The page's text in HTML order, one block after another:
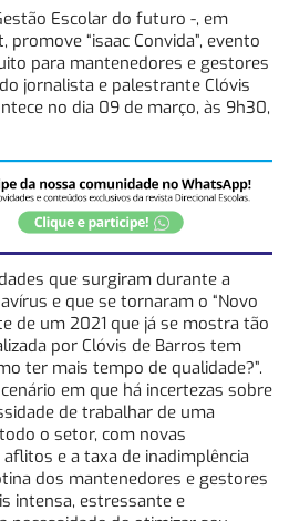
Escolar do futuro -, em
“isaac Convida”, evento
para mantenedores e gestores
jornalista e palestrante Clóvis
no dia 09 de março, às 9h30,
que surgiram durante a
e que se tornaram o “Novo
de um 2021 que já se mostra tão
por Clóvis de Barros tem
ter mais tempo de qualidade?”.
em que há incertezas sobre
de trabalhar de uma
o setor, com novas
e a taxa de inadimplência
dos mantenedores e gestores
intensa, estressante e